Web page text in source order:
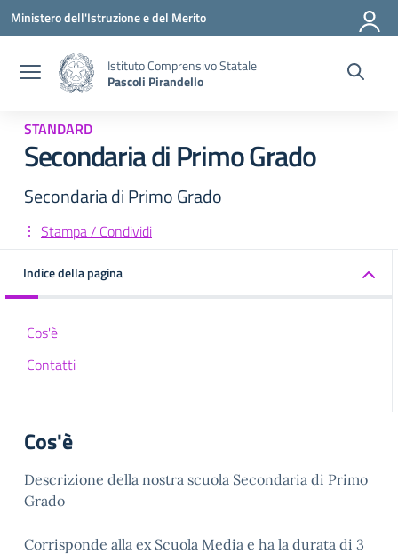
Vai ai contenuti
Vai al menu di navigazione
Vai al footer
Ministero dell'Istruzione e del Merito
Istituto Comprensivo Statale
Pascoli Pirandello
STANDARD
Secondaria di Primo Grado
Secondaria di Primo Grado
Stampa / Condividi
Indice della pagina
Cos'è
Contatti
Cos'è
Descrizione della nostra scuola Secondaria di Primo
Grado
Corrisponde alla ex Scuola Media e ha la durata di 3